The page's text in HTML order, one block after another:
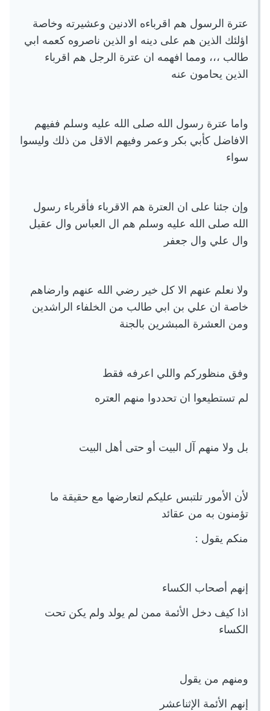
عترة الرسول هم اقرباءه الادنين وعشيرته وخاصة
اؤلئك الذين هم على دينه او الذين ناصروه كعمه ابي
طالب ،،، ومما افهمه ان عترة الرجل هم اقرباء
الذين يحامون عنه
واما عترة رسول الله صلى الله عليه وسلم ففيهم
الافاضل كأبي بكر وعمر وفيهم الاقل من ذلك وليسوا
سواء
وإن جئنا على ان العترة هم الاقرباء فأقرباء رسول
الله صلى الله عليه وسلم هم ال العباس وال عقيل
وال علي وال جعفر
ولا نعلم عنهم الا كل خير رضي الله عنهم وارضاهم
خاصة ان علي بن ابي طالب من الخلفاء الراشدين
ومن العشرة المبشرين بالجنة
وفق منظوركم واللي اعرفه فقط
لم تستطيعوا ان تحددوا منهم العتره
بل ولا منهم آل البيت أو حتى أهل البيت
لأن الأمور تلتبس عليكم لتعارضها مع حقيقة ما
تؤمنون به من عقائد
منكم يقول :
إنهم أصحاب الكساء
اذا كيف دخل الأئمة ممن لم يولد ولم يكن تحت
الكساء
ومنهم من يقول
إنهم الأئمة الإثناعشر